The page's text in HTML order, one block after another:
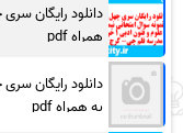
دانلود رایگان
همراه pdf
دانلود رایگان
به همراه pdf